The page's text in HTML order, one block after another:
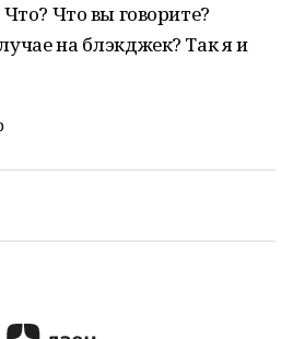
Что? Что вы говорите?
на блэкджек? Так я и